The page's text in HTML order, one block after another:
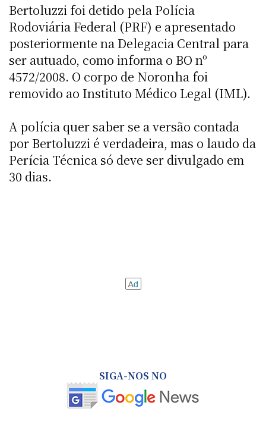
Bertoluzzi foi detido pela Polícia
Rodoviária Federal (PRF) e apresentado
posteriormente na Delegacia Central para
ser autuado, como informa o BO nº
4572/2008. O corpo de Noronha foi
removido ao Instituto Médico Legal (IML).
A polícia quer saber se a versão contada
por Bertoluzzi é verdadeira, mas o laudo da
Perícia Técnica só deve ser divulgado em
30 dias.
SIGA-NOS NO